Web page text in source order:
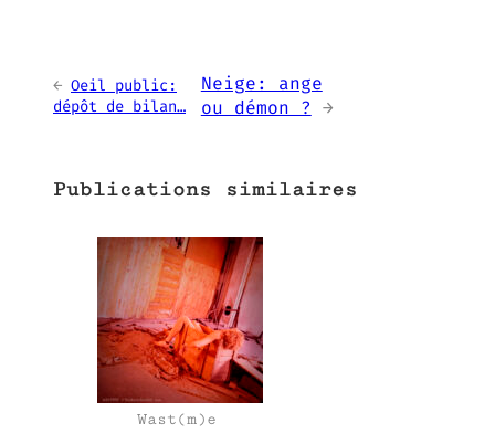
← Oeil public:
dépôt de bilan…
Neige: ange
ou démon ? →
Publications similaires
Wast(m)e